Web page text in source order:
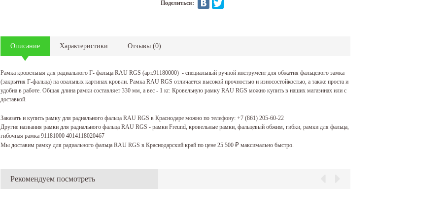
Поделиться:
Описание Характеристики Отзывы (0)
Рамка кровельная для радиального Г- фальца RAU RGS (арт.91180000) - специальный ручной инструмент для обжатия фальцевого замка
(закрытия Г-фальца) на овальных картинах кровли. Рамка RAU RGS отличается высокой прочностью и износостойкостью, а также проста и
удобна в работе. Общая длина рамки составляет 330 мм, а вес - 1 кг. Кровельную рамку RAU RGS можно купить в наших магазинах или с
доставкой.
Заказать и купить рамку для радиального фальца RAU RGS в Краснодаре можно по телефону: +7 (861) 205-60-22
Другие названия рамки для радиального фальца RAU RGS - рамки Freund, кровельные рамки, фальцевый обжим, гибки, рамки для фальца,
гибочная рамка 91181000 4014118020467
Мы доставим рамку для радиального фальца RAU RGS в Краснодарский край по цене 25 500 ₽ максимально быстро.
Рекомендуем посмотреть